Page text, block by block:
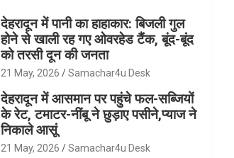
देहरादून में पानी का हाहाकार: बिजली गुल
होने से खाली रह गए ओवरहेड टैंक, बूंद-बूंद
को तरसी दून की जनता
21 May, 2026 Samachar4u Desk
देहरादून में आसमान पर पहुंचे फल-सब्जियों
के रेट, टमाटर-नींबू ने छुड़ाए पसीने,प्याज ने
निकाले आसूं
21 May, 2026 Samachar4u Desk